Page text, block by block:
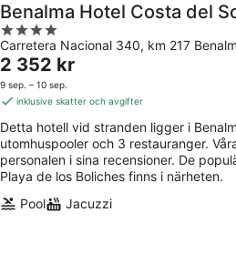
Benalma Hotel Costa del
4
out
of
5
Carretera Nacional 340, km 217
Priset
är
2 352 kr
natt
2 352 kr
9 sep. – 10 sep.
inklusive skatter och avgifter
Detta hotell vid stranden ligger i
utomhuspooler och 3 restauranger.
personalen i sina recensioner. De
Playa de los Boliches finns i närheten.
Pool
Jacuzzi